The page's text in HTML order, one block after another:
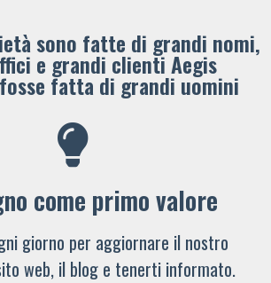
sono fatte di grandi nomi,
e grandi clienti ​Aegis
fatta di grandi uomini
come primo valore
giorno per aggiornare il nostro
web, il blog e tenerti informato.